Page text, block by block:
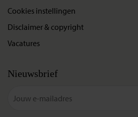
Cookies instellingen
Disclaimer & copyright
Vacatures
Nieuwsbrief